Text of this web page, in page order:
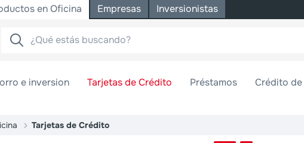
en Oficina Empresas Inversionistas
e inversion Tarjetas de Crédito Préstamos Crédito
Tarjetas de Crédito